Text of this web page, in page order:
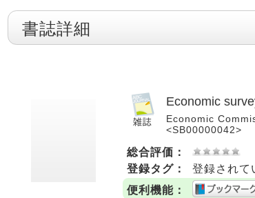
書誌詳細
Economic
Economic
<SB00000042>
総合評価：
登録タグ：
登録されて
便利機能：